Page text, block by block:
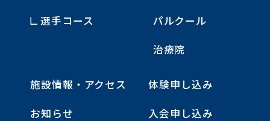
選手コース
パルクール
治療院
施設情報・アクセス
お知らせ
体験申し込み
入会申し込み